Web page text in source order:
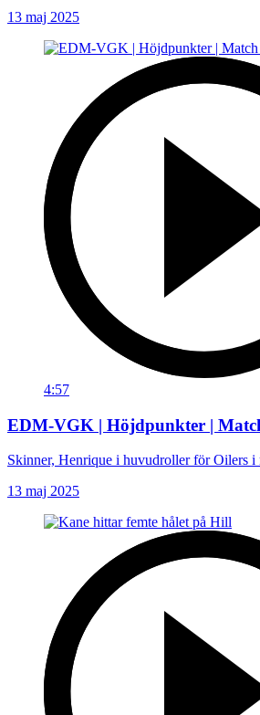
13 maj 2025
4:57
EDM-VGK | Höjdpunkter |
Skinner, Henrique i huvudroller för Oilers i
13 maj 2025